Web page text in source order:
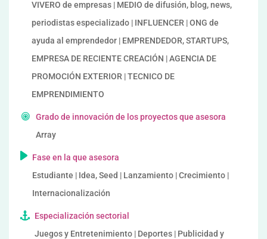
VIVERO de empresas | MEDIO de difusión, blog, news,
periodistas especializado | INFLUENCER | ONG de
ayuda al emprendedor | EMPRENDEDOR, STARTUPS,
EMPRESA DE RECIENTE CREACIÓN | AGENCIA DE
PROMOCIÓN EXTERIOR | TECNICO DE
EMPRENDIMIENTO
Grado de innovación de los proyectos que asesora
Array
Fase en la que asesora
Estudiante | Idea, Seed | Lanzamiento | Crecimiento |
Internacionalización
Especialización sectorial
Juegos y Entretenimiento | Deportes | Publicidad y